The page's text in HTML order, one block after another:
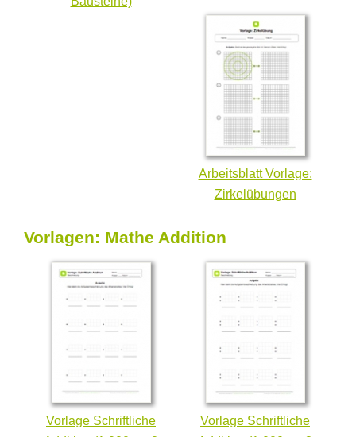
Arbeitsblatt Vorlage:
Zirkelübungen
Vorlagen: Mathe Addition
Vorlage Schriftliche
Vorlage Schriftliche